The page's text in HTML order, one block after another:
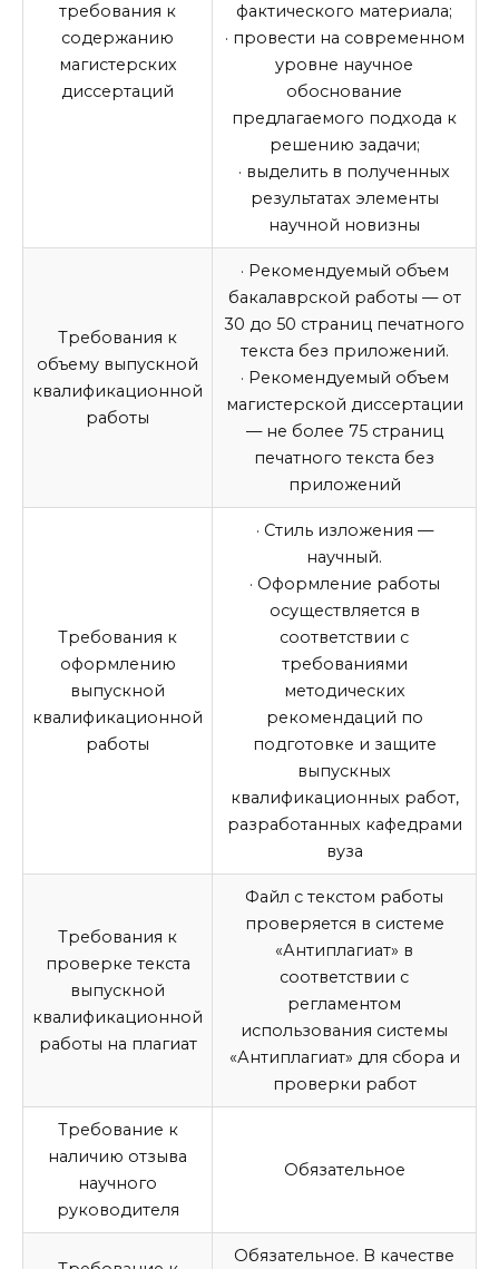
требования к
содержанию
магистерских
диссертаций
фактического материала;
· провести на современном
уровне научное
обоснование
предлагаемого подхода к
решению задачи;
· выделить в полученных
результатах элементы
научной новизны
Требования к
объему выпускной
квалификационной
работы
· Рекомендуемый объем
бакалаврской работы — от
30 до 50 страниц печатного
текста без приложений.
· Рекомендуемый объем
магистерской диссертации
— не более 75 страниц
печатного текста без
приложений
Требования к
оформлению
выпускной
квалификационной
работы
· Стиль изложения —
научный.
· Оформление работы
осуществляется в
соответствии с
требованиями
методических
рекомендаций по
подготовке и защите
выпускных
квалификационных работ,
разработанных кафедрами
вуза
Требования к
проверке текста
выпускной
квалификационной
работы на плагиат
Файл с текстом работы
проверяется в системе
«Антиплагиат» в
соответствии с
регламентом
использования системы
«Антиплагиат» для сбора и
проверки работ
Требование к
наличию отзыва
научного
руководителя
Обязательное
Обязательное. В качестве